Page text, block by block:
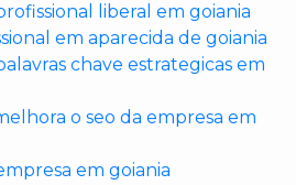
liberal em goiania
em aparecida de goiania
chave estrategicas em
o seo da empresa em
em goiania